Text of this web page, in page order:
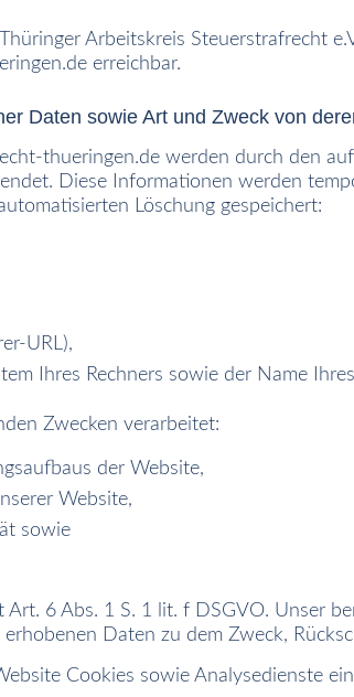
Arbeitskreis Steuerstrafrecht
erreichbar.
Daten sowie Art und Zweck von
thueringen.de werden durch den
Diese Informationen werden
Löschung gespeichert:
URL),
Ihres Rechners sowie der Name
Zwecken verarbeitet:
der Website,
Website,
sowie
6 Abs. 1 S. 1 lit. f DSGVO. Unser
Daten zu dem Zweck,
Cookies sowie Analysedienste